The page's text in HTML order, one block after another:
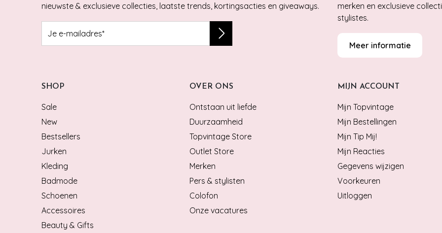
nieuwste & exclusieve collecties, laatste trends, kortingsacties en giveaways.
merken en exclusieve
stylistes.
Meer informatie
SHOP
Sale
New
Bestsellers
Jurken
Kleding
Badmode
Schoenen
Accessoires
Beauty & Gifts
OVER ONS
Ontstaan uit liefde
Duurzaamheid
Topvintage Store
Outlet Store
Merken
Pers & stylisten
Colofon
Onze vacatures
MIJN ACCOUNT
Mijn Topvintage
Mijn Bestellingen
Mijn Tip Mij!
Mijn Reacties
Gegevens wijzigen
Voorkeuren
Uitloggen